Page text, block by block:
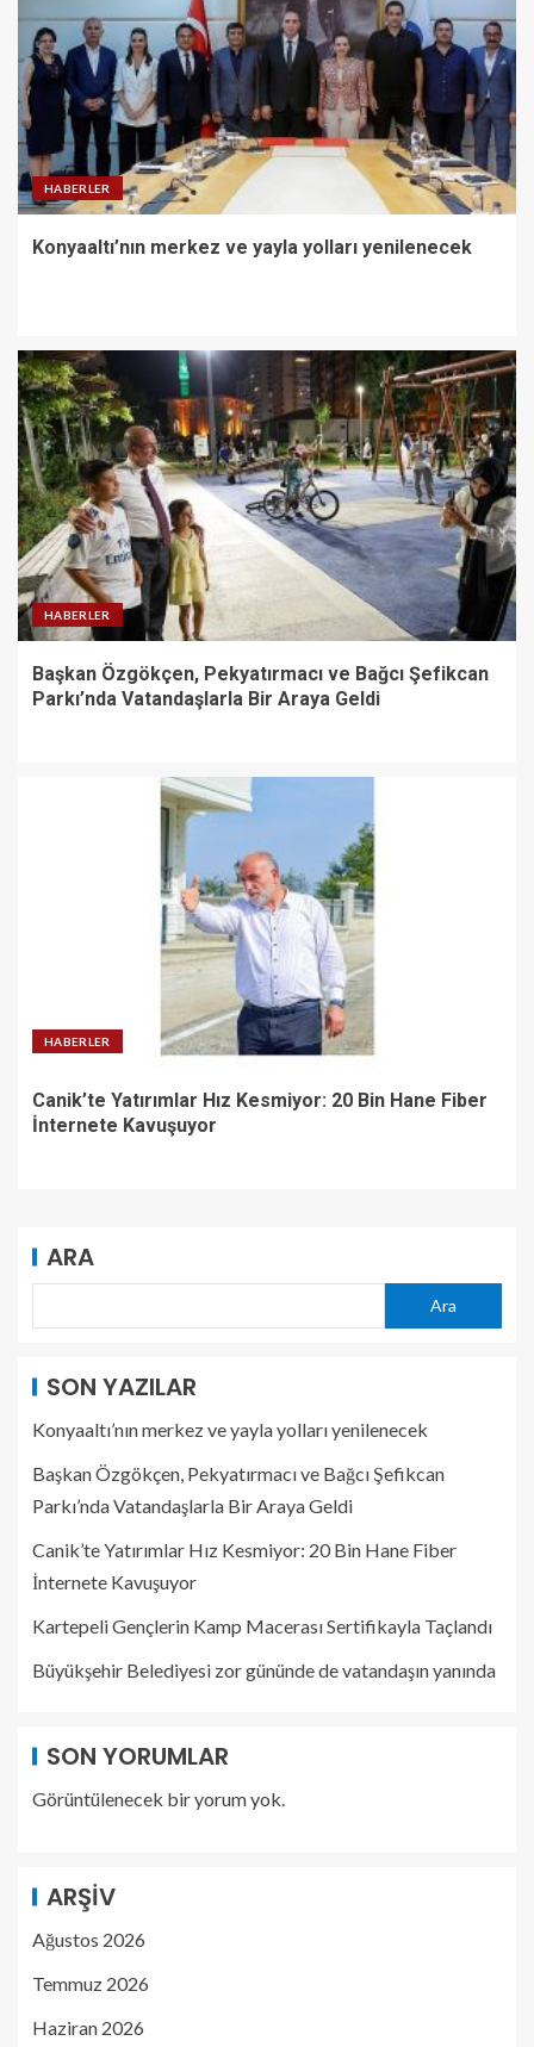
HABERLER
Konyaaltı’nın merkez ve yayla yolları yenilenecek
HABERLER
Başkan Özgökçen, Pekyatırmacı ve Bağcı Şefikcan
Parkı’nda Vatandaşlarla Bir Araya Geldi
HABERLER
Canik’te Yatırımlar Hız Kesmiyor: 20 Bin Hane Fiber
İnternete Kavuşuyor
ARA
Ara
SON YAZILAR
Konyaaltı’nın merkez ve yayla yolları yenilenecek
Başkan Özgökçen, Pekyatırmacı ve Bağcı Şefikcan
Parkı’nda Vatandaşlarla Bir Araya Geldi
Canik’te Yatırımlar Hız Kesmiyor: 20 Bin Hane Fiber
İnternete Kavuşuyor
Kartepeli Gençlerin Kamp Macerası Sertifikayla Taçlandı
Büyükşehir Belediyesi zor gününde de vatandaşın yanında
SON YORUMLAR
Görüntülenecek bir yorum yok.
ARŞIV
Ağustos 2026
Temmuz 2026
Haziran 2026